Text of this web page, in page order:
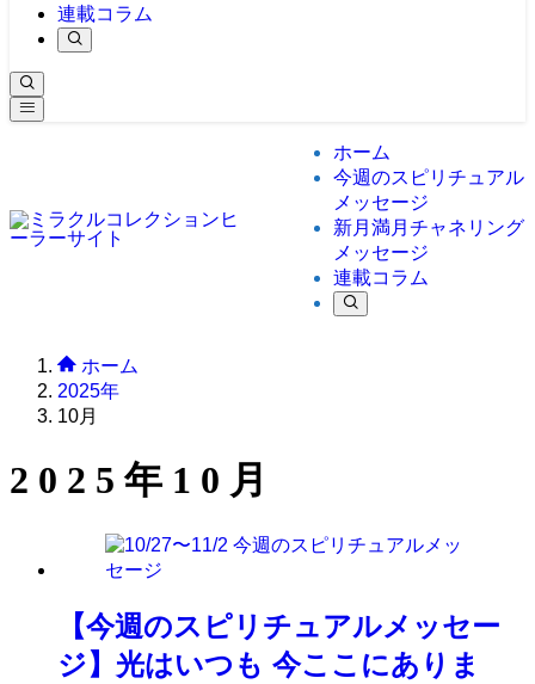
連載コラム
ホーム
今週のスピリチュアル
メッセージ
新月満月チャネリング
メッセージ
連載コラム
ホーム
2025年
10月
2025年10月
【今週のスピリチュアルメッセー
ジ】光はいつも 今ここにありま